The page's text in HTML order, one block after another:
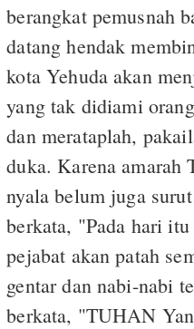
berangkat pemusnah
datang hendak
kota Yehuda akan
yang tak didiami
dan merataplah,
duka. Karena amarah
nyala belum juga
berkata, "Pada hari
pejabat akan patah
gentar dan nabi-nabi
berkata, "TUHAN